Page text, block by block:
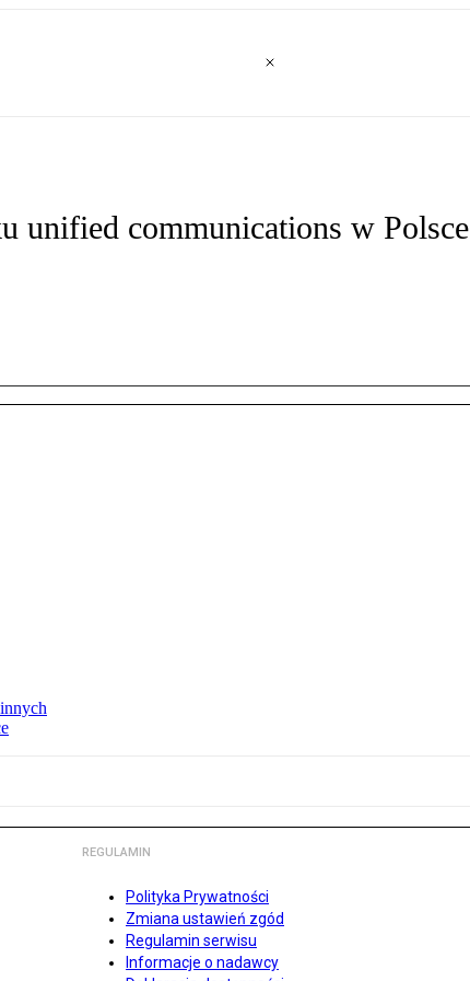
unified communications w Polsce
REGULAMIN
Polityka Prywatności
Zmiana ustawień zgód
Regulamin serwisu
Informacje o nadawcy